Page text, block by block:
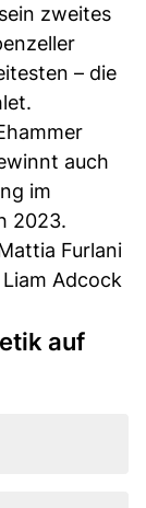
zweites
– die
auch
im
2023.
Furlani
Adcock
auf